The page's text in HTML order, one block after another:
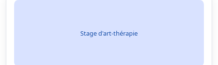
Stage d'art-thérapie